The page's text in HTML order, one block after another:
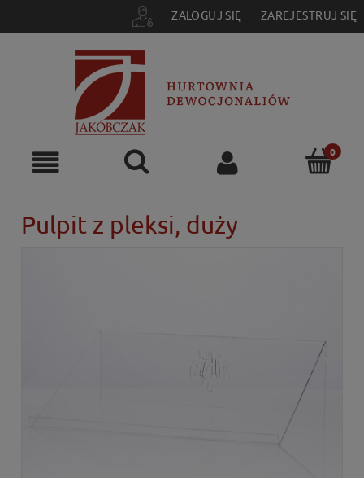
ZALOGUJ SIĘ ZAREJESTRUJ SIĘ
Pulpit z pleksi, duży